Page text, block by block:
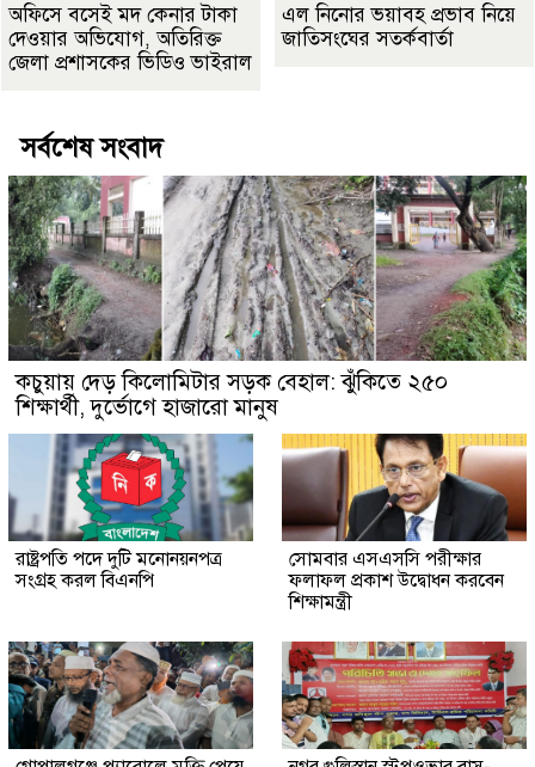
অফিসে বসেই মদ কেনার টাকা
দেওয়ার অভিযোগ, অতিরিক্ত
জেলা প্রশাসকের ভিডিও ভাইরাল
এল নিনোর ভয়াবহ প্রভাব নিয়ে
জাতিসংঘের সতর্কবার্তা
সর্বশেষ সংবাদ
কচুয়ায় দেড় কিলোমিটার সড়ক বেহাল: ঝুঁকিতে ২৫০
শিক্ষার্থী, দুর্ভোগে হাজারো মানুষ
রাষ্ট্রপতি পদে দুটি মনোনয়নপত্র
সংগ্রহ করল বিএনপি
সোমবার এসএসসি পরীক্ষার
ফলাফল প্রকাশ উদ্বোধন করবেন
শিক্ষামন্ত্রী